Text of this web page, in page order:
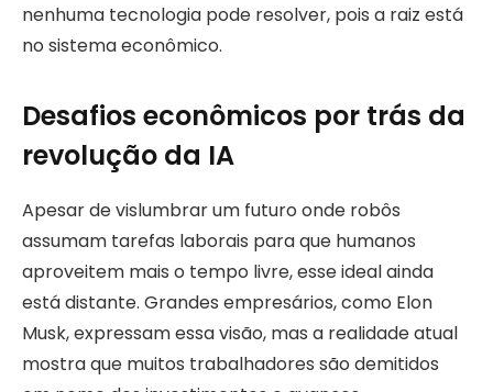
nenhuma tecnologia pode resolver, pois a raiz está
no sistema econômico.
Desafios econômicos por trás da
revolução da IA
Apesar de vislumbrar um futuro onde robôs
assumam tarefas laborais para que humanos
aproveitem mais o tempo livre, esse ideal ainda
está distante. Grandes empresários, como Elon
Musk, expressam essa visão, mas a realidade atual
mostra que muitos trabalhadores são demitidos